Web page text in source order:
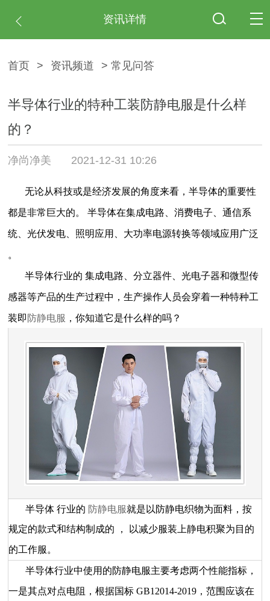
资讯详情
首页 > 资讯频道 > 常见问答
半导体行业的特种工装防静电服是什么样
的？
净尚净美 2021-12-31 10:26
无论从科技或是经济发展的角度来看，半导体的重要性
都是非常巨大的。 半导体在集成电路、消费电子、通信系
统、光伏发电、照明应用、大功率电源转换等领域应用 广泛
。
半导体行业的 集成电路、分立器件、光电子器和微型传
感器等产品的生产过程中，生产操作人员会穿着一种特种工
装即 防静电服 ，你知道它是什么样的吗？
半导体 行业的 防静电服就是以防静电织物为面料，按
规定的款式和结构制成的
，
以减少服装上静电积聚为目的
的工作服。
半导体行业中使用的防静电服主要考虑两个性能指标，
一是其点对点电阻，根据国标 GB12014-2019，范围应该在